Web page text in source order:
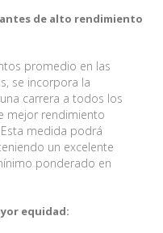
de alto rendimiento
promedio en las
se incorpora la
carrera a todos los
mejor rendimiento
medida podrá
un excelente
ponderado en
equidad: